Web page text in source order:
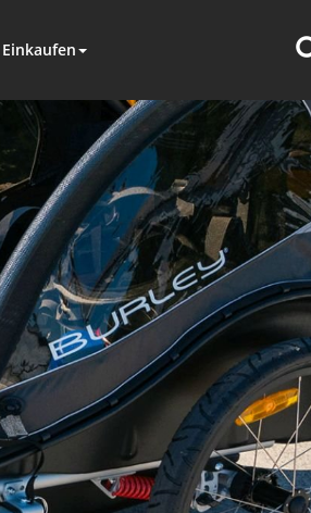
Einkaufen